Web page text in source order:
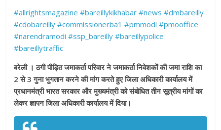
#allrightsmagazine #bareillykikhabar #news #dmbareilly
#cdobareilly #commissionerba1 #pmmodi #pmooffice
#narendramodi #ssp_bareilly #bareillypolice
#bareillytraffic
बरेली । ठगी पीड़ित जमाकर्ता परिवार ने जमाकर्ता निवेशकों की जमा राशि का
2 से 3 गुना भुगतान करने की मांग करते हुए जिला अधिकारी कार्यालय में
प्रधानमंत्री भारत सरकार और मुख्यमंत्री को संबोधित तीन सूत्रीय मांगों का
लेकर ज्ञापन जिला अधिकारी कार्यालय में दिया।